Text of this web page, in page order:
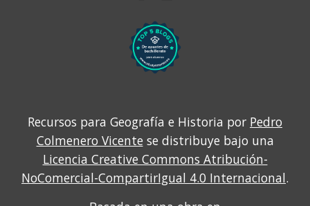
Recursos para Geografía e Historia por Pedro
Colmenero Vicente se distribuye bajo una
Licencia Creative Commons Atribución-
NoComercial-CompartirIgual 4.0 Internacional.